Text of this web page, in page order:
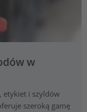
w
etykiet i szyldów
szeroką gamę